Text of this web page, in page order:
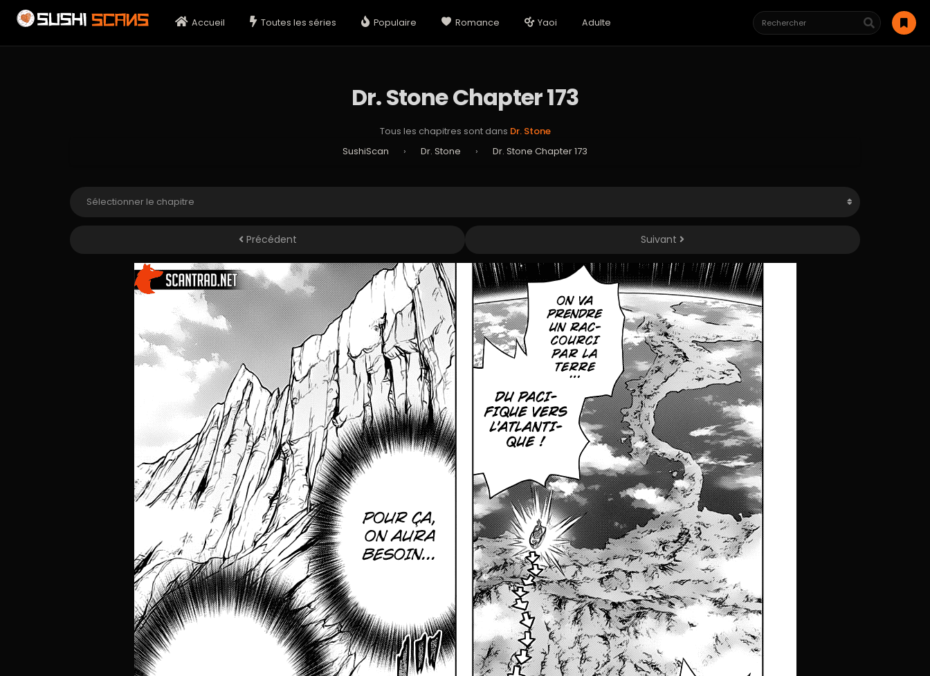
Accueil Toutes les séries Populaire Romance Yaoi Adulte
Dr. Stone Chapter 173
Tous les chapitres sont dans Dr. Stone
SushiScan
› Dr. Stone › Dr. Stone Chapter 173
Précédent Suivant